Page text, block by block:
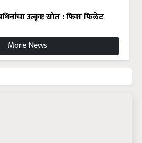
उत्कृष्ट स्रोत : फिश फिलेट
More News